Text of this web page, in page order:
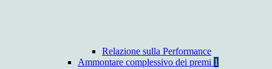
Relazione sulla Performance
Ammontare complessivo dei premi 1